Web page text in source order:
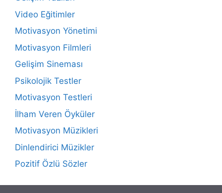
Video Eğitimler
Motivasyon Yönetimi
Motivasyon Filmleri
Gelişim Sineması
Psikolojik Testler
Motivasyon Testleri
İlham Veren Öyküler
Motivasyon Müzikleri
Dinlendirici Müzikler
Pozitif Özlü Sözler